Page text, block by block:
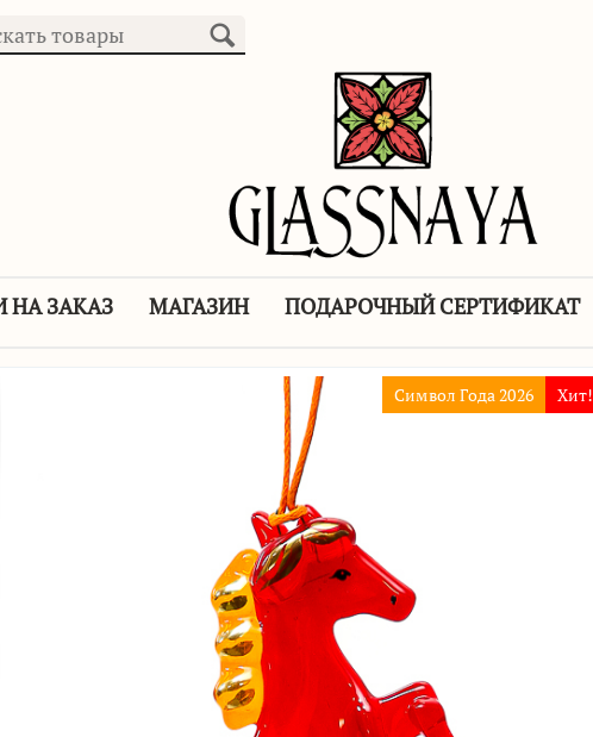
НА ЗАКАЗ МАГАЗИН ПОДАРОЧНЫЙ СЕРТИФИКАТ
Символ Года 2026 Хит!